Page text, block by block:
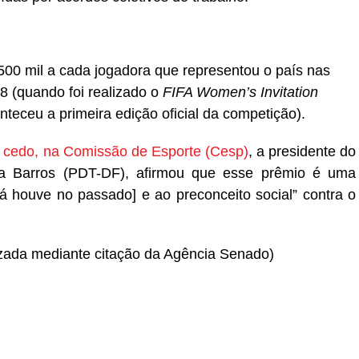
mil a cada jogadora que representou o país nas
(quando foi realizado o FIFA Women’s Invitation
a primeira edição oficial da competição).
na Comissão de Esporte (Cesp), a presidente do
Barros (PDT-DF), afirmou que esse prêmio é uma
houve no passado] e ao preconceito social” contra o
mediante citação da Agência Senado)